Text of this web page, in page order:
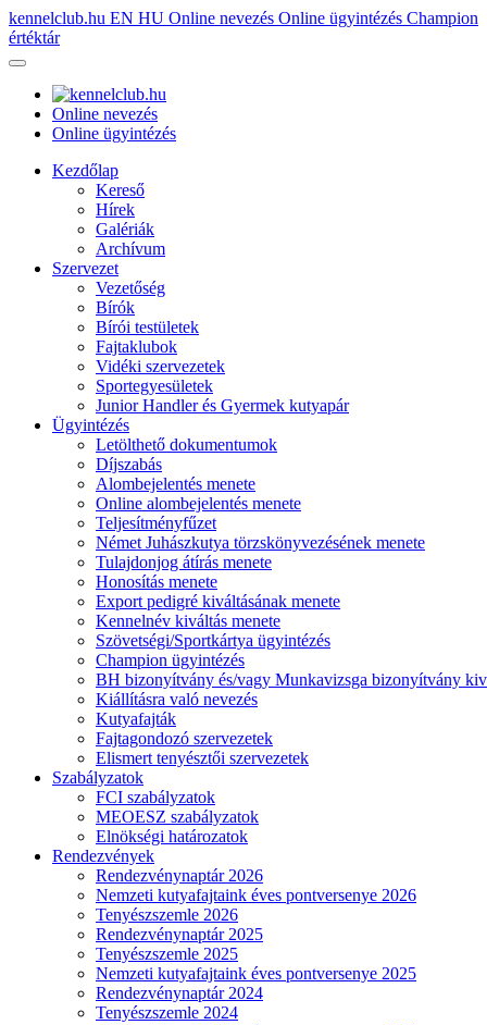
kennelclub.hu EN HU Online nevezés Online ügyintézés Champion
értéktár
Online nevezés
Online ügyintézés
Kezdőlap
Kereső
Hírek
Galériák
Archívum
Szervezet
Vezetőség
Bírók
Bírói testületek
Fajtaklubok
Vidéki szervezetek
Sportegyesületek
Junior Handler és Gyermek kutyapár
Ügyintézés
Letölthető dokumentumok
Díjszabás
Alombejelentés menete
Online alombejelentés menete
Teljesítményfűzet
Német Juhászkutya törzskönyvezésének menete
Tulajdonjog átírás menete
Honosítás menete
Export pedigré kiváltásának menete
Kennelnév kiváltás menete
Szövetségi/Sportkártya ügyintézés
Champion ügyintézés
BH bizonyítvány és/vagy Munkavizsga bizonyítvány
Kiállításra való nevezés
Kutyafajták
Fajtagondozó szervezetek
Elismert tenyésztői szervezetek
Szabályzatok
FCI szabályzatok
MEOESZ szabályzatok
Elnökségi határozatok
Rendezvények
Rendezvénynaptár 2026
Nemzeti kutyafajtaink éves pontversenye 2026
Tenyészszemle 2026
Rendezvénynaptár 2025
Tenyészszemle 2025
Nemzeti kutyafajtaink éves pontversenye 2025
Rendezvénynaptár 2024
Tenyészszemle 2024